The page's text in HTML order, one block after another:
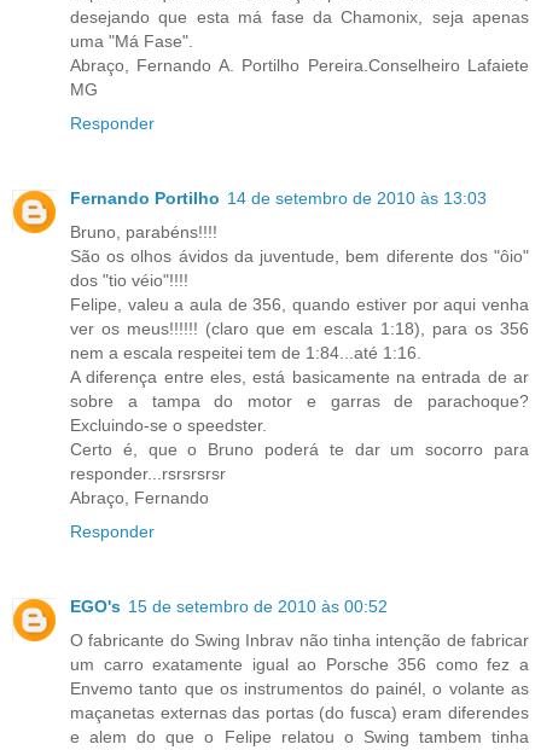
desejando que esta má fase da Chamonix, seja apenas
uma "Má Fase".
Abraço, Fernando A. Portilho Pereira.Conselheiro Lafaiete
MG
Responder
Fernando Portilho 14 de setembro de 2010 às 13:03
Bruno, parabéns!!!!
São os olhos ávidos da juventude, bem diferente dos "ôio"
dos "tio véio"!!!!
Felipe, valeu a aula de 356, quando estiver por aqui venha
ver os meus!!!!!! (claro que em escala 1:18), para os 356
nem a escala respeitei tem de 1:84...até 1:16.
A diferença entre eles, está basicamente na entrada de ar
sobre a tampa do motor e garras de parachoque?
Excluindo-se o speedster.
Certo é, que o Bruno poderá te dar um socorro para
responder...rsrsrsrsr
Abraço, Fernando
Responder
EGO's 15 de setembro de 2010 às 00:52
O fabricante do Swing Inbrav não tinha intenção de fabricar
um carro exatamente igual ao Porsche 356 como fez a
Envemo tanto que os instrumentos do painél, o volante as
maçanetas externas das portas (do fusca) eram diferendes
e alem do que o Felipe relatou o Swing tambem tinha